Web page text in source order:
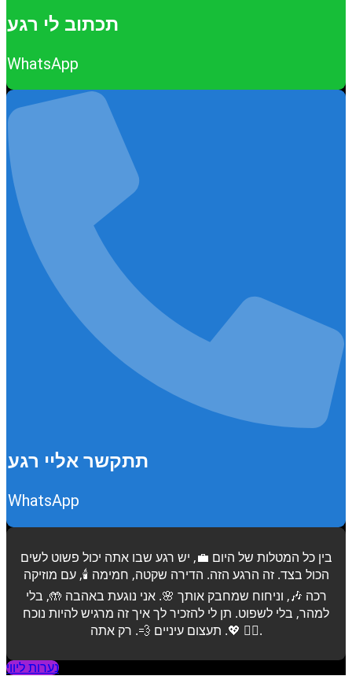
תכתוב לי רגע
WhatsApp
תתקשר אליי רגע
WhatsApp
בין כל המטלות של היום 💼, יש רגע שבו אתה יכול פשוט לשים
הכול בצד. זה הרגע הזה. הדירה שקטה, חמימה 🕯️, עם מוזיקה
רכה 🎶, וניחוח שמחבק אותך 🌸. אני נוגעת באהבה 🤲, בלי
למהר, בלי לשפוט. תן לי להזכיר לך איך זה מרגיש להיות נוכח
💖. תעצום עיניים 💨. רק אתה 💆‍♂️.
נערות ליווי